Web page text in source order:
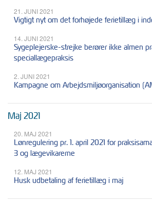
21. JUNI 2021
Vigtigt nyt om det forhøjede ferietillæg i
14. JUNI 2021
Sygeplejerske-strejke berører ikke almen
speciallægepraksis
2. JUNI 2021
Kampagne om Arbejdsmiljøorganisation
Maj 2021
20. MAJ 2021
Lønregulering pr. 1. april 2021 for
3 og lægevikarerne
12. MAJ 2021
Husk udbetaling af ferietillæg i maj